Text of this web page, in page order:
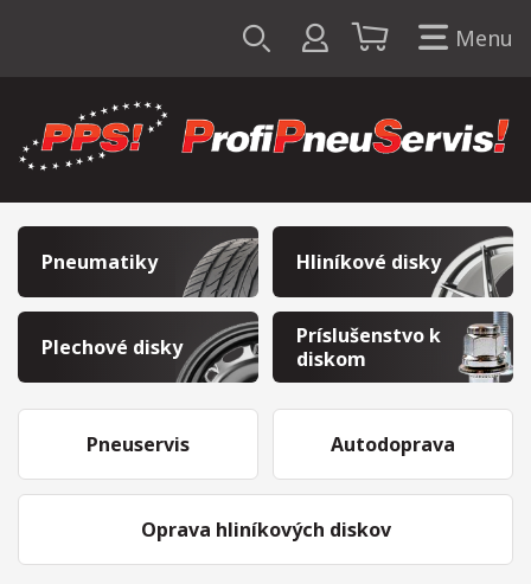
Menu
Pneumatiky Hliníkové disky
Plechové disky
Príslušenstvo k
diskom
Pneuservis
Oprava hliníkových diskov
Autodoprava